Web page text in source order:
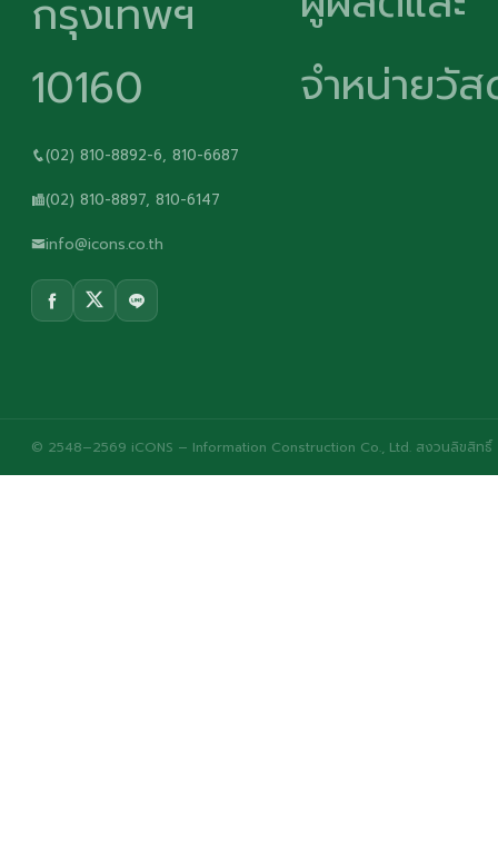
กรุงเทพฯ
10160
(02) 810-8892-6, 810-6687
(02) 810-8897, 810-6147
info@icons.co.th
จำหน่ายวั
© 2548–2569 iCONS – Information Construction Co., Ltd. สงวนลิขสิทธิ์